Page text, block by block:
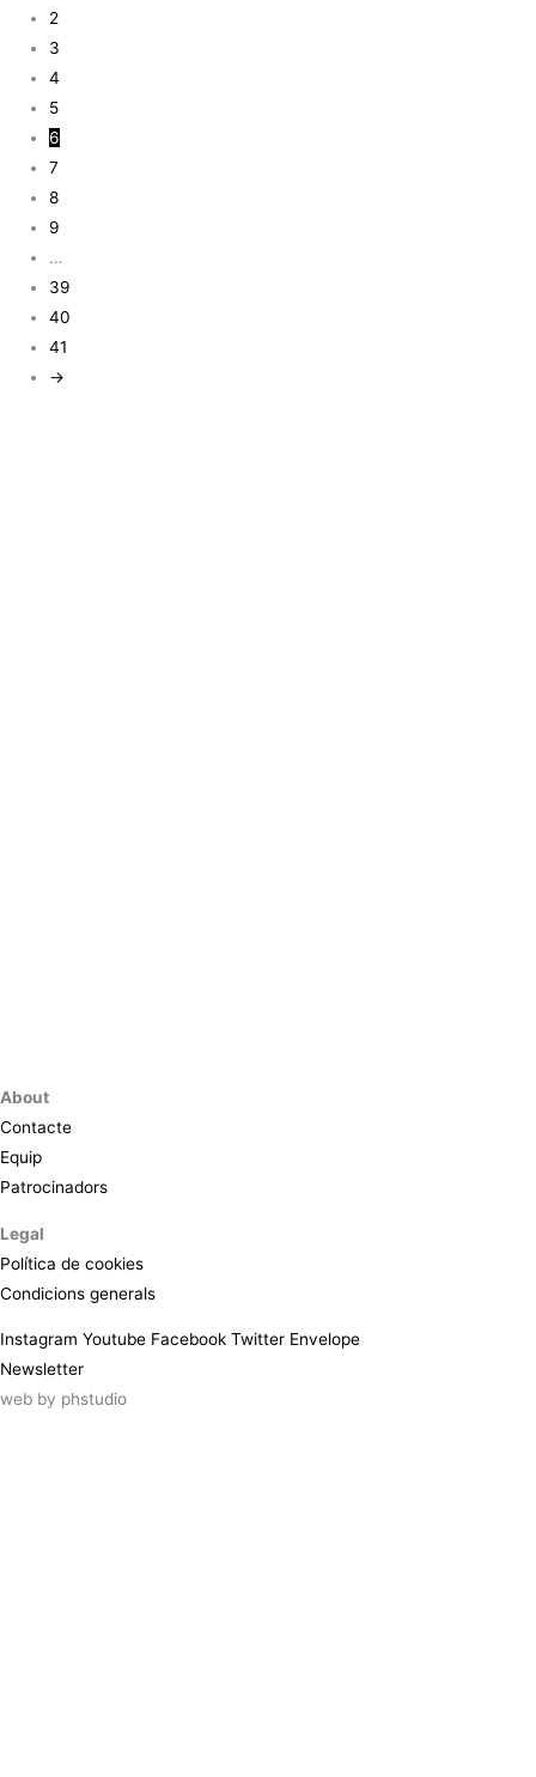
2
3
4
5
6
7
8
9
…
39
40
41
→
About
Contacte
Equip
Patrocinadors
Legal
Política de cookies
Condicions generals
Instagram Youtube Facebook Twitter Envelope
Newsletter
web by phstudio